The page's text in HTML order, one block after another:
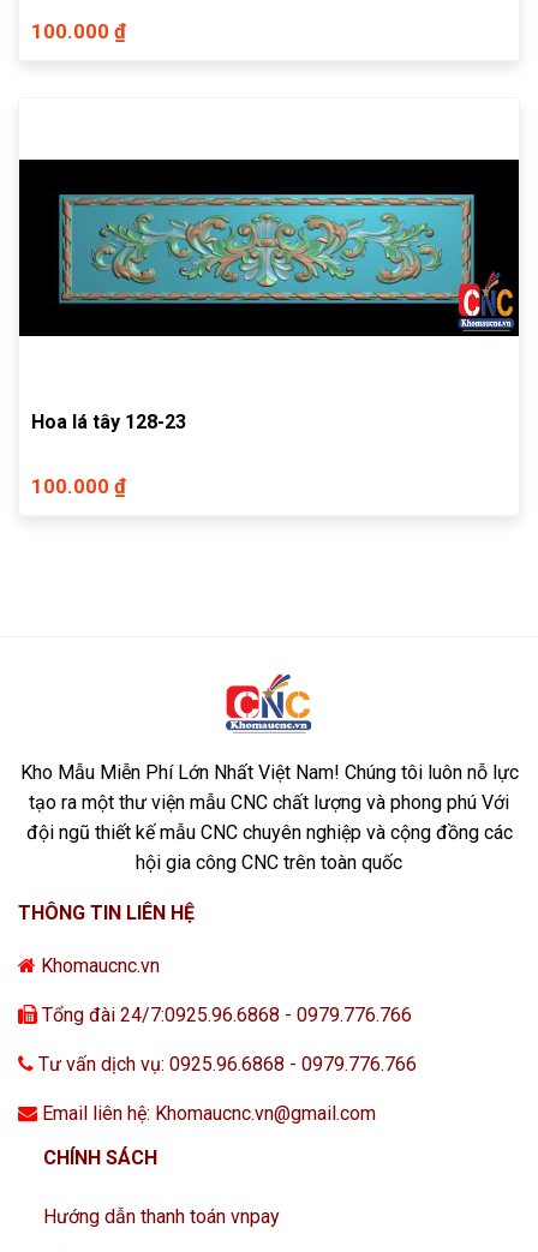
100.000 ₫
Hoa lá tây 128-23
100.000 ₫
Kho Mẫu Miễn Phí Lớn Nhất Việt Nam! Chúng tôi luôn nỗ lực
tạo ra một thư viện mẫu CNC chất lượng và phong phú Với
đội ngũ thiết kế mẫu CNC chuyên nghiệp và cộng đồng các
hội gia công CNC trên toàn quốc
THÔNG TIN LIÊN HỆ
Khomaucnc.vn
Tổng đài 24/7:0925.96.6868 - 0979.776.766
Tư vấn dịch vụ: 0925.96.6868 - 0979.776.766
Email liên hệ: Khomaucnc.vn@gmail.com
CHÍNH SÁCH
Hướng dẫn thanh toán vnpay